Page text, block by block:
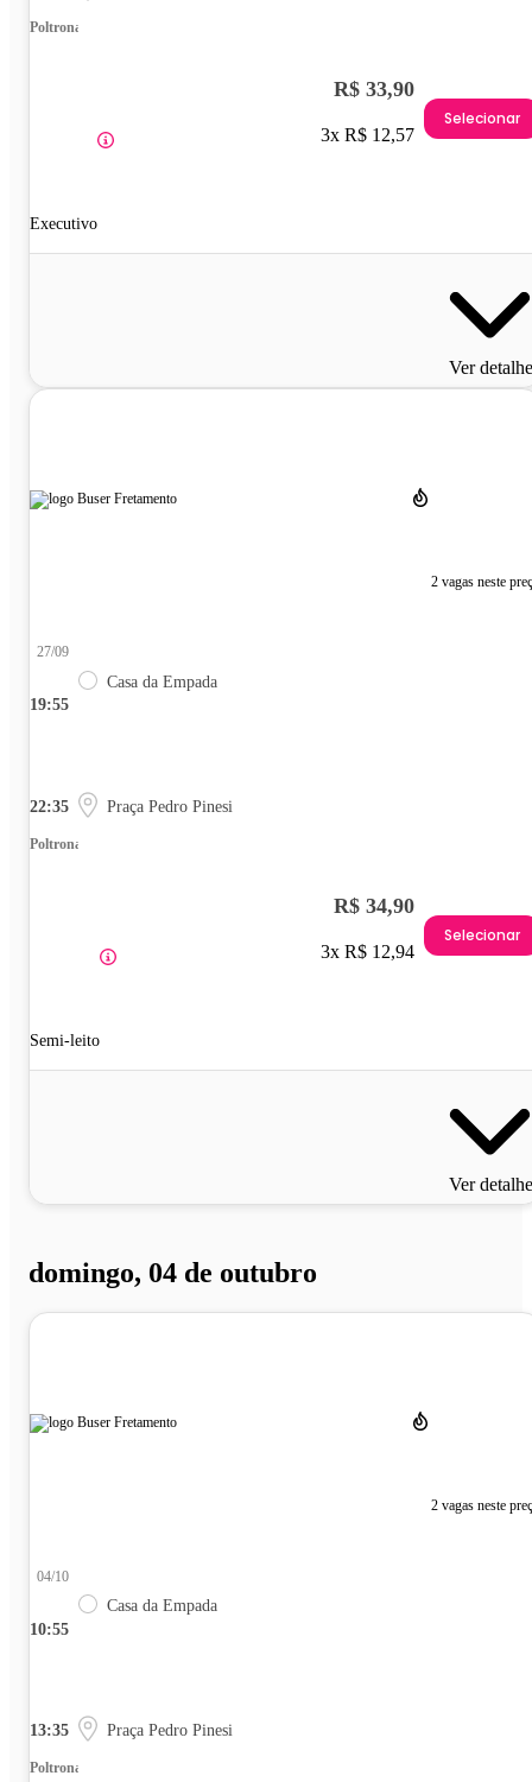
Poltrona
Executivo
R$ 33,90
3x R$ 12,57
Selecionar
Ver
2 vagas neste
19:55
27/09
Casa da Empada
22:35 Praça Pedro Pinesi
Poltrona
Semi-leito
R$ 34,90
3x R$ 12,94
Selecionar
Ver
domingo, 04 de outubro
2 vagas neste
10:55
04/10
Casa da Empada
13:35 Praça Pedro Pinesi
Poltrona